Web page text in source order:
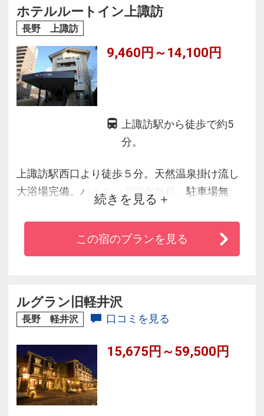
「富士急ハイランド」をお楽しみください。
◆夕食レストランはバイキング・日本料理・イ
ホテルルートイン上諏訪
長野 上諏訪
9,460円～14,100円
上諏訪駅から徒歩で約5
分。
上諏訪駅西口より徒歩５分。天然温泉掛け流し
大浴場完備。バイキング朝食無料、駐車場無
続きを見る
この宿のプランを見る
ルグラン旧軽井沢
長野 軽井沢 口コミを見る
15,675円～59,500円